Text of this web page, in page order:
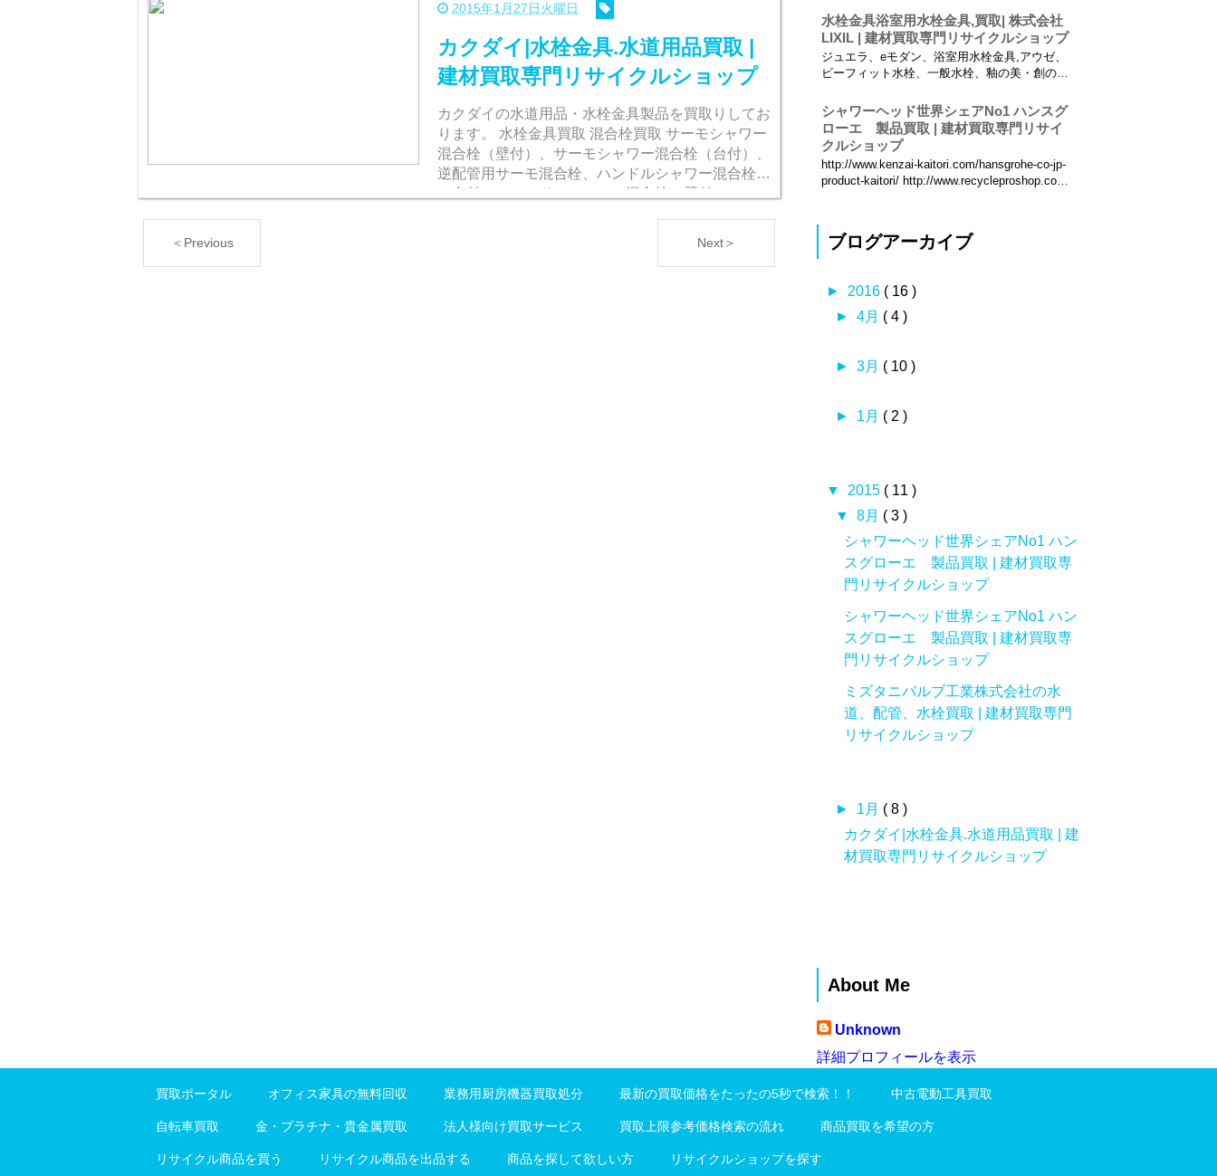
2015年1月27日火曜日
カクダイ|水栓金具.水道用品買取 |
建材買取専門リサイクルショップ
カクダイの水道用品・水栓金具製品を買取りしてお
ります。 水栓金具買取 混合栓買取 サーモシャワー
混合栓（壁付）、サーモシャワー混合栓（台付）、
逆配管用サーモ混合栓、ハンドルシャワー混合栓
（台付）、ハンドルシャワー混合栓（壁付）、ソー
＜Previous Next＞
ーバルブ（ミキシング）, 壁付ツーバルブ , 水道
用コンセント 買取りしております。 混合栓買
取 壁付サーモ...
水栓金具浴室用水栓金具,買取| 株式会社
LIXIL | 建材買取専門リサイクルショップ
ジュエラ、eモダン、浴室用水栓金具,アウゼ、
ビーフィット水栓、一般水栓、釉の美・創の
ートマージュc、オートマージュ(グースネック
タイプ)、取 替用オートマージュ買取お任せく
ださい。 リクシル(INAX) イナックス...
シャワーヘッド世界シェアNo1 ハンスグ
ローエ 製品買取 | 建材買取専門リサイ
クルショップ
http://www.kenzai-kaitori.com/hansgrohe-co-jp-
product-kaitori/ http://www.recycleproshop.com/
ブログアーカイブ
► 2016 ( 16 )
► 4月 ( 4 )
► 3月 ( 10 )
► 1月 ( 2 )
▼ 2015 ( 11 )
▼ 8月 ( 3 )
シャワーヘッド世界シェアNo1 ハン
スグローエ 製品買取 | 建材買取専
門リサイクルショップ
シャワーヘッド世界シェアNo1 ハン
スグローエ 製品買取 | 建材買取専
門リサイクルショップ
ミズタニバルブ工業株式会社の水
道、配管、水栓買取 | 建材買取専門
リサイクルショップ
► 1月 ( 8 )
カクダイ|水栓金具.水道用品買取 | 建
材買取専門リサイクルショップ
About Me
Unknown
詳細プロフィールを表示
買取ポータル オフィス家具の無料回収 業務用厨房機器買取処分 最新の買取価格をたったの5秒で検索！！ 中古電動工具買取
自転車買取 金・プラチナ・貴金属買取 法人様向け買取サービス 買取上限参考価格検索の流れ 商品買取を希望の方
リサイクル商品を買う リサイクル商品を出品する 商品を探して欲しい方 リサイクルショップを探す